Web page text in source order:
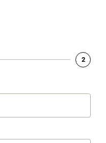
2